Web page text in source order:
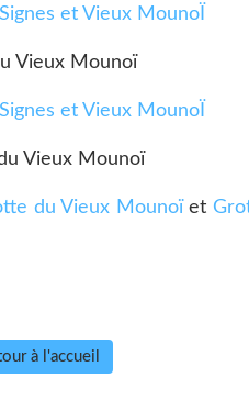
Vieux Mounoï
Vieux Mounoï
du Vieux Mounoïet
à l'accueil